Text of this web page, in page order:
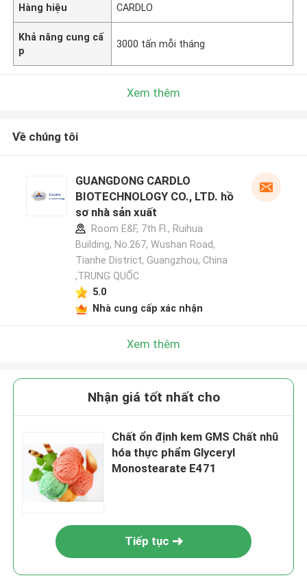
Hàng hiệu CARDLO
Khả năng cung cấ
p
3000 tấn mỗi tháng
Xem thêm
Về chúng tôi
GUANGDONG CARDLO
BIOTECHNOLOGY CO., LTD. hồ
sơ nhà sản xuất
Room E&F, 7th Fl., Ruihua
Building, No.267, Wushan Road,
Tianhe District, Guangzhou, China
,TRUNG QUỐC
5.0
Nhà cung cấp xác nhận
Xem thêm
Nhận giá tốt nhất cho
Chất ổn định kem GMS Chất nhũ
hóa thực phẩm Glyceryl
Monostearate E471
Tiếp tục